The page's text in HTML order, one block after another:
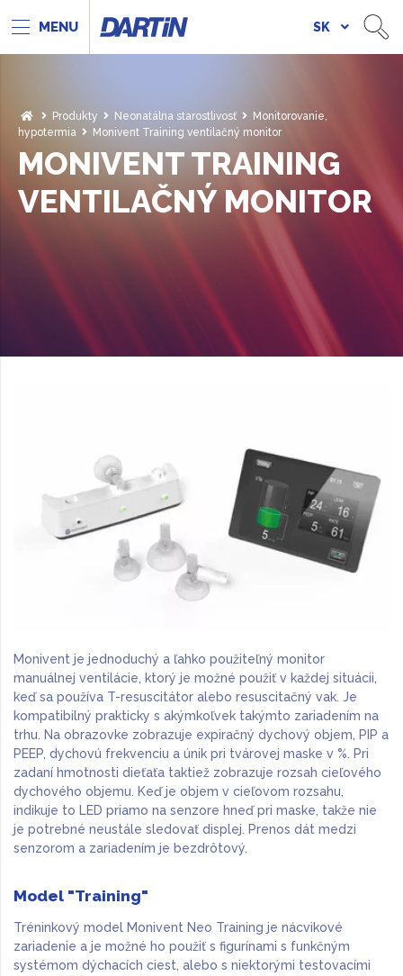
SK
Produkty Neonatálna starostlivosť
Monitorovanie,
hypotermia
Monivent Training ventilačný monitor
MONIVENT TRAINING
VENTILAČNÝ MONITOR
Monivent je jednoduchý a ľahko použiteľný monitor
manuálnej ventilácie, ktorý je možné použiť v každej situácii,
keď sa používa T-resuscitátor alebo resuscitačný vak. Je
kompatibilný prakticky s akýmkoľvek takýmto zariadením na
trhu. Na obrazovke zobrazuje expiračný dychový objem, PIP a
PEEP, dychovú frekvenciu a únik pri tvárovej maske v %. Pri
zadaní hmotnosti dieťaťa taktiež zobrazuje rozsah cieľového
dychového objemu. Keď je objem v cieľovom rozsahu,
indikuje to LED priamo na senzore hneď pri maske, takže nie
je potrebné neustále sledovať displej. Prenos dát medzi
senzorom a zariadením je bezdrôtový.
Model "Training"
Tréninkový model Monivent Neo Training je nácvikové
zariadenie a je možné ho použiť s figurínami s funkčným
systémom dýchacích ciest, alebo s niektorými testovacími